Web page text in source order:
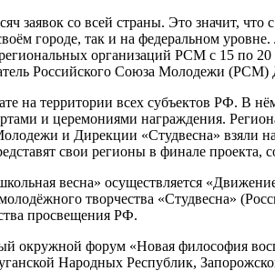
со всей страны. Это значит, что
городе, так и на федеральном
организаций РСМ с 15 по
Российского Союза Молодежи
на территории всех субъектов РФ. В
и церемониями награждения.
и Дирекции «Студвесна» взяли
свои регионы в финале проекта,
весна» осуществляется
творчества «Студвесна»
просвещения РФ.
окружной форум «Новая философия
Народных Республик,